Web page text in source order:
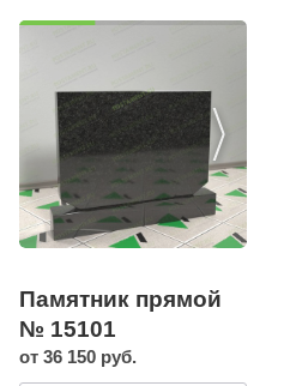
Памятник прямой
№ 15101
от 36 150 руб.